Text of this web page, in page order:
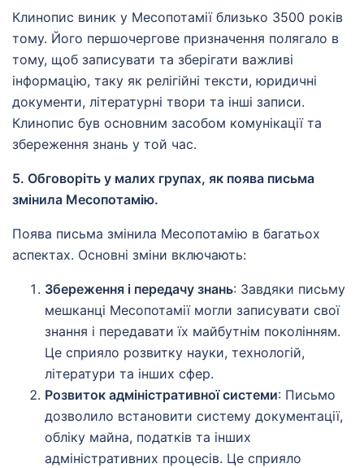
Клинопис виник у Месопотамії близько 3500 років
тому. Його першочергове призначення полягало в
тому, щоб записувати та зберігати важливі
інформацію, таку як релігійні тексти, юридичні
документи, літературні твори та інші записи.
Клинопис був основним засобом комунікації та
збереження знань у той час.
5. Обговоріть у малих групах, як поява письма
змінила Месопотамію.
Поява письма змінила Месопотамію в багатьох
аспектах. Основні зміни включають:
Збереження і передачу знань: Завдяки письму
мешканці Месопотамії могли записувати свої
знання і передавати їх майбутнім поколінням.
Це сприяло розвитку науки, технологій,
літератури та інших сфер.
Розвиток адміністративної системи: Письмо
дозволило встановити систему документації,
обліку майна, податків та інших
адміністративних процесів. Це сприяло